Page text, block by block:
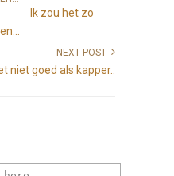
Ik zou het zo
NEXT POST
niet goed als kapper..